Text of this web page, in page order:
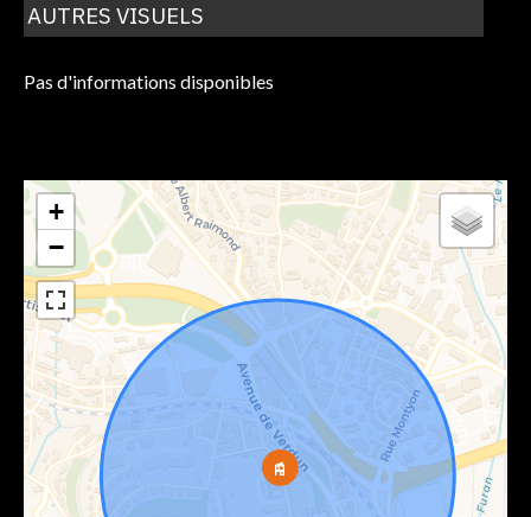
AUTRES VISUELS
Pas d'informations disponibles
+
−